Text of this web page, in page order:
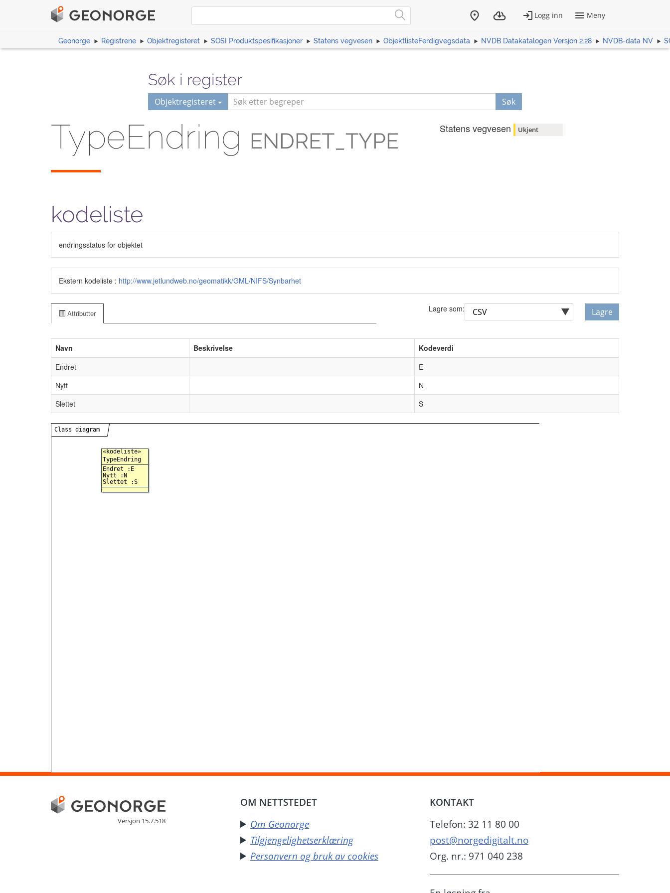
Geonorge Registrene Objektregisteret SOSI Produktspesifikasjoner Statens vegvesen ObjektlisteFerdigvegsdata NVDB Datakatalogen Versjon 2.28 NVDB-data NV
Søk i register
Objektregisteret Søk
TypeEndring ENDRET_TYPE
kodeliste
Statens vegvesen Ukjent
endringsstatus for objektet
Ekstern kodeliste : http://www.jetlundweb.no/geomatikk/GML/NIFS/Synbarhet
Attributter Lagre som: Lagre
Navn Beskrivelse
Kodeverdi
Endret
E
Nytt
N
Slettet
S